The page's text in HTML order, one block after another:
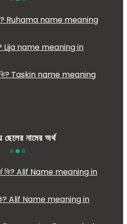
কি? Ruhama name meaning
কি? Lija name meaning in
কি? Taskin name meaning
নামের অর্থ
কি? Alif Name meaning in